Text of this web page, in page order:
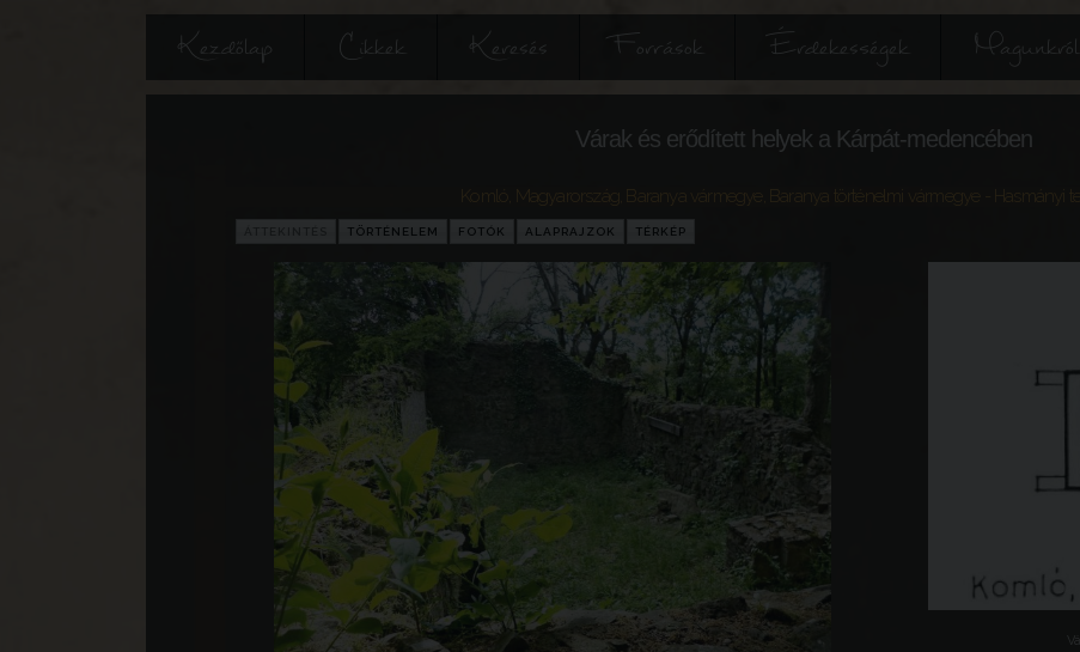
Kezdőlap Cikkek Keresés Források Érdekességek Magunkról
Várak és erődített helyek a Kárpát-medencében
Komló Magyarország Baranya vármegye Baranya történelmi vármegye - Hasmányi
TÖRTÉNELEM FOTÓK ALAPRAJZOK TÉRKÉP